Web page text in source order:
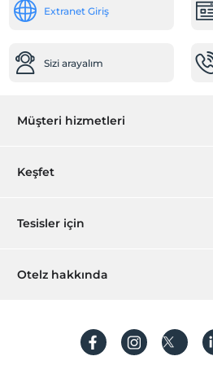
Extranet Giriş
Sizi arayalım
Müşteri hizmetleri
Rezervasyon yönet
Sıkça sorulan sorular
Keşfet
Hediye Kart
Hesap oluştur
Tesisler için
Hemen tesisinizi ekleyin
Otelz hakkında